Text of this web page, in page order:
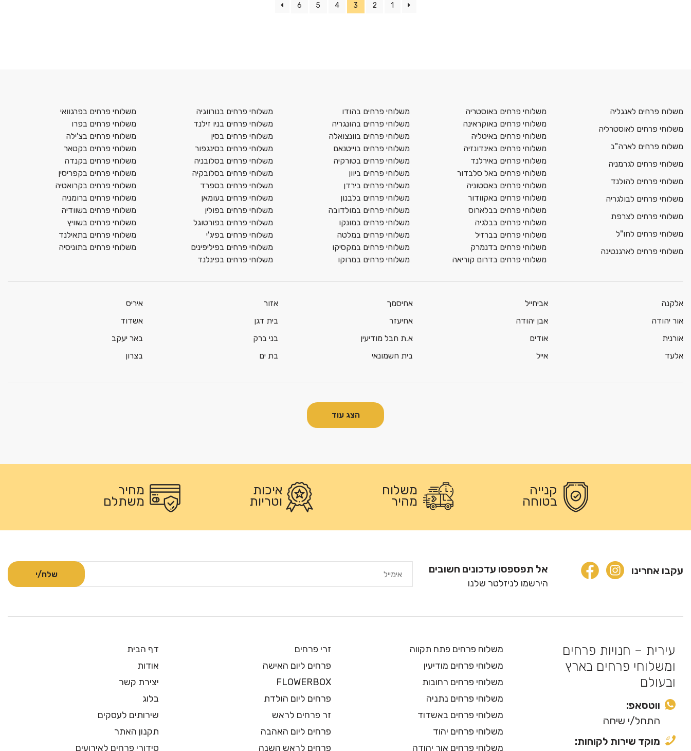
1
2
3
4
5
6
משלוח פרחים לאנגליה
משלוחי פרחים לאוסטרליה
משלוח פרחים לארה"ב
משלוחי פרחים לגרמניה
משלוחי פרחים להולנד
משלוחי פרחים לבולגריה
משלוחי פרחים לצרפת
משלוחי פרחים לחו"ל
משלוחי פרחים לארגנטינה
משלוחי פרחים באוסטריה
משלוחי פרחים באוקראינה
משלוחי פרחים באיטליה
משלוחי פרחים באינדונזיה
משלוחי פרחים באירלנד
משלוחי פרחים באל סלבדור
משלוחי פרחים באסטוניה
משלוחי פרחים באקוודור
משלוחי פרחים בבלארוס
משלוחי פרחים בבלגיה
משלוחי פרחים בברזיל
משלוחי פרחים בדנמרק
משלוחי פרחים בדרום קוריאה
משלוחי פרחים בהודו
משלוחי פרחים בהונגריה
משלוחי פרחים בוונצואלה
משלוחי פרחים בוייטנאם
משלוחי פרחים בטורקיה
משלוחי פרחים ביוון
משלוחי פרחים בירדן
משלוחי פרחים בלבנון
משלוחי פרחים במולדובה
משלוחי פרחים במונקו
משלוחי פרחים במלטה
משלוחי פרחים במקסיקו
משלוחי פרחים במרוקו
משלוחי פרחים בנורווגיה
משלוחי פרחים בניו זילנד
משלוחי פרחים בסין
משלוחי פרחים בסינגפור
משלוחי פרחים בסלובניה
משלוחי פרחים בסלובקיה
משלוחי פרחים בספרד
משלוחי פרחים בעומאן
משלוחי פרחים בפולין
משלוחי פרחים בפורטוגל
משלוחי פרחים בפיג'י
משלוחי פרחים בפיליפינים
משלוחי פרחים בפינלנד
משלוחי פרחים בפרגוואי
משלוחי פרחים בפרו
משלוחי פרחים בצ'ילה
משלוחי פרחים בקטאר
משלוחי פרחים בקנדה
משלוחי פרחים בקפריסין
משלוחי פרחים בקרואטיה
משלוחי פרחים ברומניה
משלוחי פרחים בשוודיה
משלוחי פרחים בשוויץ
משלוחי פרחים בתאילנד
משלוחי פרחים בתוניסיה
אלקנה
אור יהודה
אורנית
אלעד
אביחייל
אבן יהודה
אודים
אייל
אחיסמך
אחיעזר
א.ת חבל מודיעין
בית חשמונאי
אזור
בית דגן
בני ברק
בת ים
איריס
אשדוד
באר יעקב
בצרון
הצג עוד
קנייה
בטוחה
משלוח
מהיר
איכות
וטריות
מחיר
משתלם
עקבו אחרינו אל תפספסו עדכונים חשובים
הירשמו לניזלטר שלנו
עירית – חנויות פרחים
ומשלוחי פרחים בארץ
ובעולם
ווטסאפ:
התחל/י שיחה
מוקד שירות לקוחות:
משלוח פרחים פתח תקווה
משלוחי פרחים מודיעין
משלוחי פרחים רחובות
משלוחי פרחים נתניה
משלוחי פרחים באשדוד
משלוחי פרחים יהוד
משלוחי פרחים אור יהודה
זרי פרחים
פרחים ליום האישה
FLOWERBOX
פרחים ליום הולדת
זר פרחים לראש
פרחים ליום האהבה
פרחים לראש השנה
דף הבית
אודות
יצירת קשר
בלוג
שירותים לעסקים
תקנון האתר
סידורי פרחים לאירועים